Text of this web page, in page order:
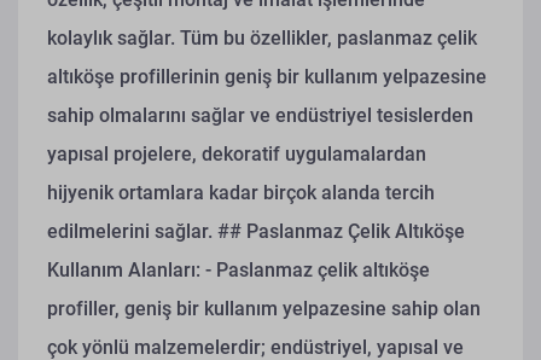
kolaylık sağlar. Tüm bu özellikler, paslanmaz çelik
altıköşe profillerinin geniş bir kullanım yelpazesine
sahip olmalarını sağlar ve endüstriyel tesislerden
yapısal projelere, dekoratif uygulamalardan
hijyenik ortamlara kadar birçok alanda tercih
edilmelerini sağlar. ## Paslanmaz Çelik Altıköşe
Kullanım Alanları: - Paslanmaz çelik altıköşe
profiller, geniş bir kullanım yelpazesine sahip olan
çok yönlü malzemelerdir; endüstriyel, yapısal ve